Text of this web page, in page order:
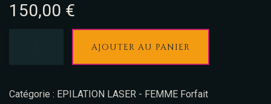
150,00 €
AJOUTER AU PANIER
Catégorie : EPILATION LASER - FEMME Forfait